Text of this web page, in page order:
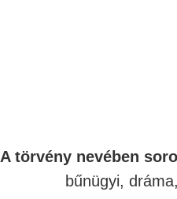
A törvény nevében
bűnügyi,